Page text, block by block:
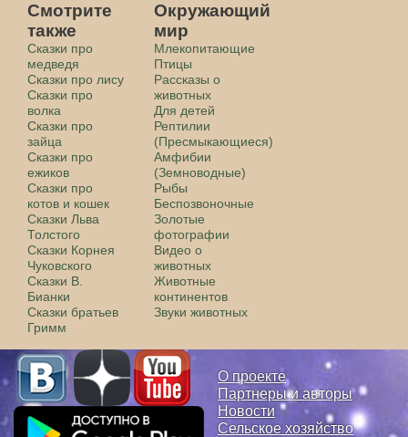
Смотрите
также
Сказки про
медведя
Сказки про лису
Сказки про
волка
Сказки про
зайца
Сказки про
ежиков
Сказки про
котов и кошек
Сказки Льва
Толстого
Сказки Корнея
Чуковского
Сказки В.
Бианки
Сказки братьев
Гримм
Окружающий
мир
Млекопитающие
Птицы
Рассказы о
животных
Для детей
Рептилии
(Пресмыкающиеся)
Амфибии
(Земноводные)
Рыбы
Беспозвоночные
Золотые
фотографии
Видео о
животных
Животные
континентов
Звуки животных
О проекте
Партнеры и авторы
Новости
Сельское хозяйство